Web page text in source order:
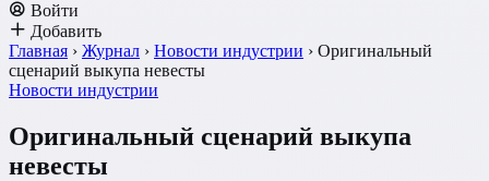
Войти
Добавить
Главная › Журнал › Новости индустрии › Оригинальный
сценарий выкупа невесты
Новости индустрии
Оригинальный сценарий выкупа
невесты